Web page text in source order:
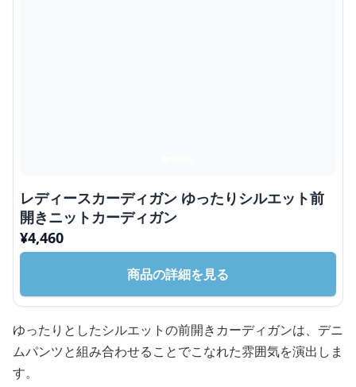
レディースカーディガン ゆったりシルエット前
開きニットカーディガン
¥4,460
商品の詳細を見る
ゆったりとしたシルエットの前開きカーディガンは、デニ
ムパンツと組み合わせることでこなれた雰囲気を演出しま
す。